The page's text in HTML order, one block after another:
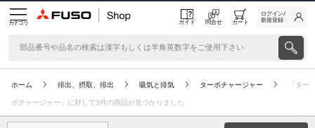
カテゴリ ガイド 問合せ カート
ログイン/
新規登録
ホーム 排出、摂取、排出 吸気と排気 ターボチャージャー 「ター
ボチャージャー」に対して3件の商品が見つかりました